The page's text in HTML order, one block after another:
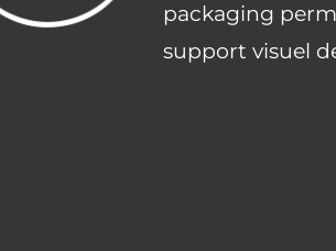
packaging
support visuel